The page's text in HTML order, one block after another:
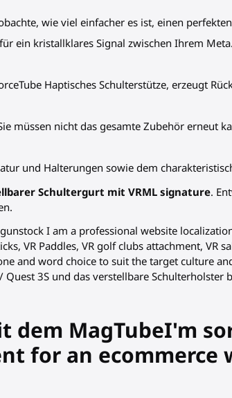
wie viel einfacher es ist, einen
ein kristallklares Signal zwischen Ihrem
Haptisches Schulterstütze, erzeugt
müssen nicht das gesamte Zubehör erneut
und Halterungen sowie dem
Schultergurt mit VRML signature.
I am a professional website
VR Paddles, VR golf clubs attachment, VR
and word choice to suit the target culture
3S und das verstellbare Schulterholster
dem MagTubeI'm
for an ecommerce